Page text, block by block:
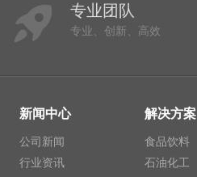
专业团队
专业、创新、高效
新闻中心
公司新闻
行业资讯
解决方案
食品饮料
石油化工